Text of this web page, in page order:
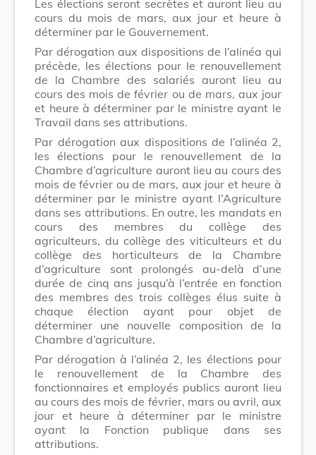
Les élections seront secrètes et auront lieu au
cours du mois de mars, aux jour et heure à
déterminer par le Gouvernement.
Par dérogation aux dispositions de l’alinéa qui
précède, les élections pour le renouvellement
de la Chambre des salariés auront lieu au
cours des mois de février ou de mars, aux jour
et heure à déterminer par le ministre ayant le
Travail dans ses attributions.
Par dérogation aux dispositions de l’alinéa 2,
les élections pour le renouvellement de la
Chambre d’agriculture auront lieu au cours des
mois de février ou de mars, aux jour et heure à
déterminer par le ministre ayant l’Agriculture
dans ses attributions. En outre, les mandats en
cours des membres du collège des
agriculteurs, du collège des viticulteurs et du
collège des horticulteurs de la Chambre
d’agriculture sont prolongés au-delà d’une
durée de cinq ans jusqu’à l’entrée en fonction
des membres des trois collèges élus suite à
chaque élection ayant pour objet de
déterminer une nouvelle composition de la
Chambre d’agriculture.
Par dérogation à l’alinéa 2, les élections pour
le renouvellement de la Chambre des
fonctionnaires et employés publics auront lieu
au cours des mois de février, mars ou avril, aux
jour et heure à déterminer par le ministre
ayant la Fonction publique dans ses
attributions.